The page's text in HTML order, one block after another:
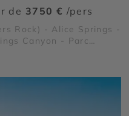
de 3750 € /pers
Rock) - Alice Springs -
Canyon - Parc